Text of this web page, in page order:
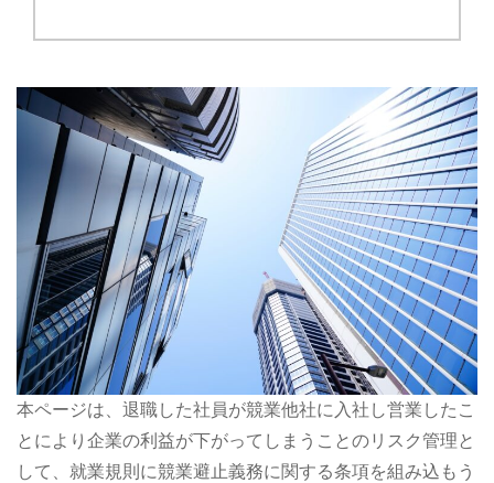
本ページは、退職した社員が競業他社に入社し営業したこ
とにより企業の利益が下がってしまうことのリスク管理と
して、就業規則に競業避止義務に関する条項を組み込もう